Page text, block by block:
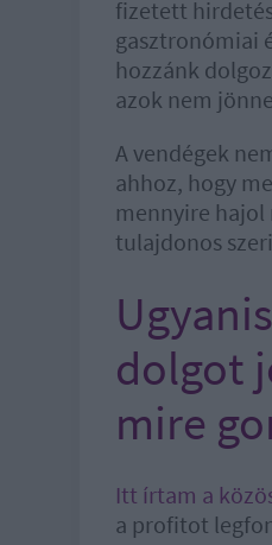
fizetett
gasztronómiai
hozzánk
azok nem
A vendégek
ahhoz, hogy
mennyire hajol
tulajdonos
dolgot
mire
Itt írtam a
a profitot